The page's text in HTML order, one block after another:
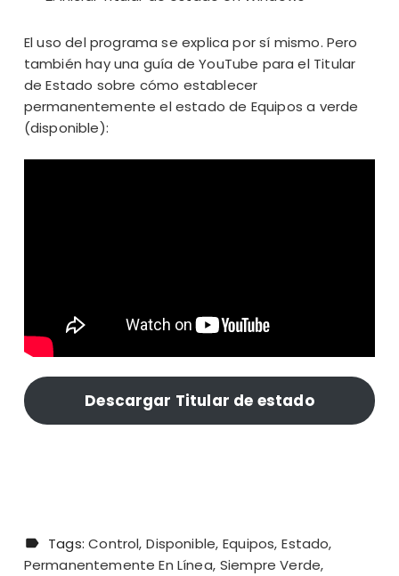
El uso del programa se explica por sí mismo. Pero
también hay una guía de YouTube para el Titular
de Estado sobre cómo establecer
permanentemente el estado de Equipos a verde
(disponible):
Descargar Titular de estado
Tags:Control Disponible Equipos Estado
Permanentemente En Línea Siempre Verde